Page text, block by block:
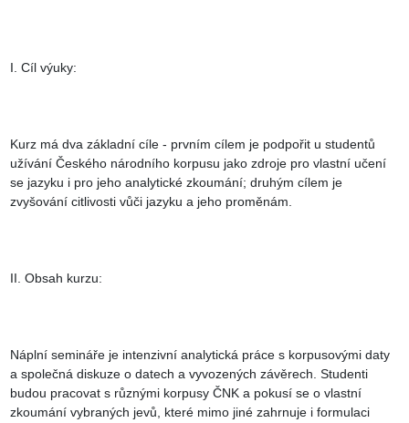
I. Cíl výuky:
Kurz má dva základní cíle - prvním cílem je podpořit u studentů
užívání Českého národního korpusu jako zdroje pro vlastní učení
se jazyku i pro jeho analytické zkoumání; druhým cílem je
zvyšování citlivosti vůči jazyku a jeho proměnám.
II. Obsah kurzu:
Náplní semináře je intenzivní analytická práce s korpusovými daty
a společná diskuze o datech a vyvozených závěrech. Studenti
budou pracovat s různými korpusy ČNK a pokusí se o vlastní
zkoumání vybraných jevů, které mimo jiné zahrnuje i formulaci